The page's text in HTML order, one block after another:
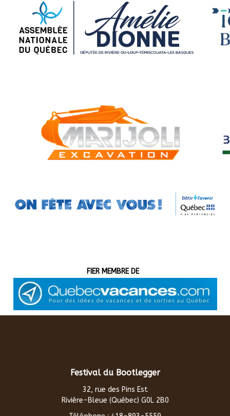
FIER MEMBRE DE
Festival du Bootlegger
32, rue des Pins Est
Rivière-Bleue (Québec) G0L 2B0